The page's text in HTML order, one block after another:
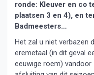
ronde: Kleuver en co
plaatsen 3 en 4), en
Badmeesters…
Het zal u niet verbazen
eremetaal (in dit geval
eeuwige roem) vandoor